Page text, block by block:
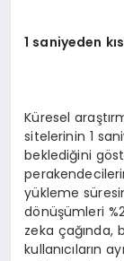
1 saniyeden
Küresel
sitelerinin 1
beklediğini
yükleme
dönüşümleri
zeka çağında,
kullanıcıların